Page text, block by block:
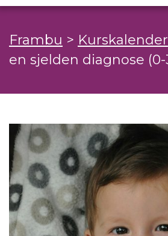
Frambu > Kurskalender
en sjelden diagnose (0-